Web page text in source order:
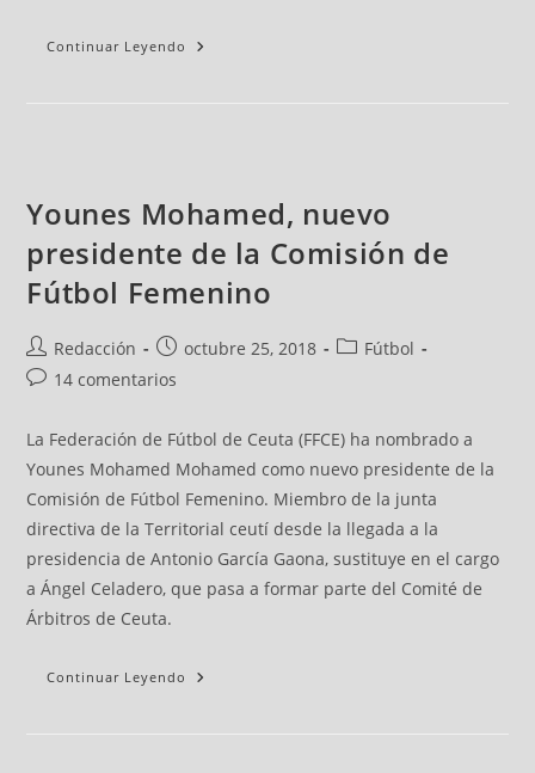
Continuar Leyendo
Younes Mohamed, nuevo
presidente de la Comisión de
Fútbol Femenino
Redacción octubre 25, 2018
Fútbol
14 comentarios
La Federación de Fútbol de Ceuta (FFCE) ha nombrado a
Younes Mohamed Mohamed como nuevo presidente de la
Comisión de Fútbol Femenino. Miembro de la junta
directiva de la Territorial ceutí desde la llegada a la
presidencia de Antonio García Gaona, sustituye en el cargo
a Ángel Celadero, que pasa a formar parte del Comité de
Árbitros de Ceuta.
Continuar Leyendo